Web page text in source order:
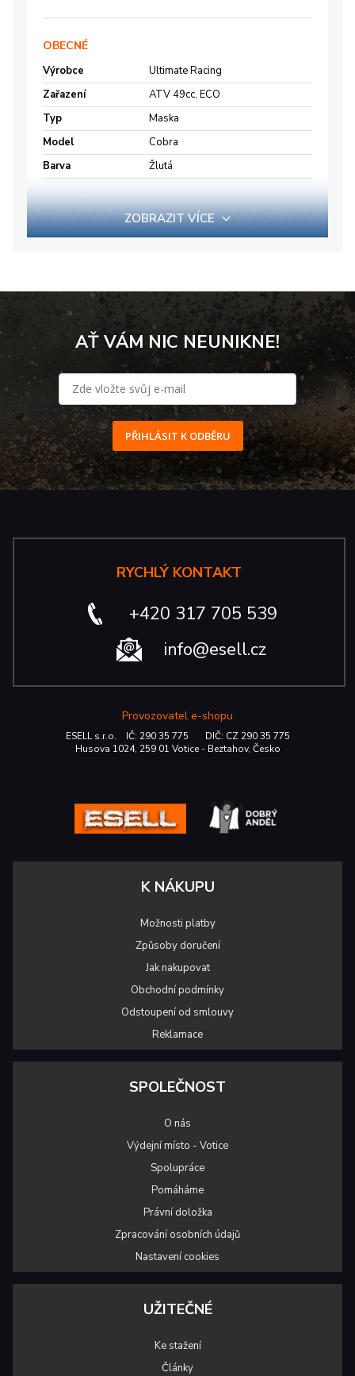
OBECNÉ
Výrobce
Ultimate Racing
Zařazení
ATV 49cc, ECO
Typ
Maska
Model
Cobra
Barva
Žlutá
ZOBRAZIT VÍCE
AŤ VÁM NIC NEUNIKNE!
PŘIHLÁSIT K ODBĚRU
RYCHLÝ KONTAKT
+420 317 705 539
info@esell.cz
Provozovatel e-shopu
ESELL s.r.o. IČ: 290 35 775 DIČ: CZ 290 35 775
Husova 1024, 259 01 Votice - Beztahov, Česko
K NÁKUPU
Možnosti platby
Způsoby doručení
Jak nakupovat
Obchodní podmínky
Odstoupení od smlouvy
Reklamace
SPOLEČNOST
O nás
Výdejní místo - Votice
Spolupráce
Pomáháme
Právní doložka
Zpracování osobních údajů
Nastavení cookies
UŽITEČNÉ
Ke stažení
Články